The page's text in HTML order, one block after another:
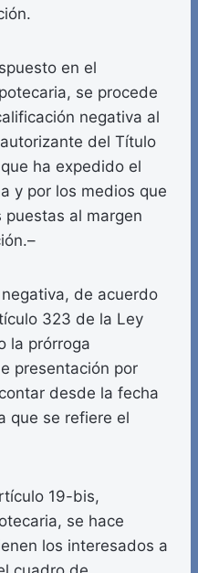
en el
se procede
negativa al
del Título
ha expedido el
y por los medios que
al margen
de acuerdo
323 de la Ley
la prórroga
presentación por
desde la fecha
que se refiere el
19-bis,
se hace
los interesados a